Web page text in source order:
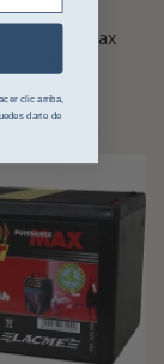
Turbomax
AH
clic arriba,
darte de